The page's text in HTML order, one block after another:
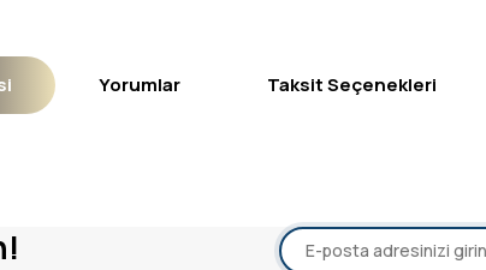
Yorumlar Taksit Seçenekleri
Bu ürüne ilk yorumu siz yapın!